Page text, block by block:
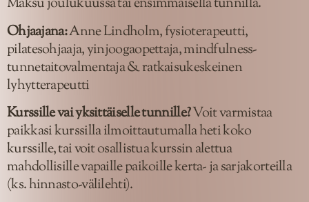
Maksu joulukuussa tai ensimmäisellä tunnilla.
Ohjaajana:Anne Lindholm, fysioterapeutti,
pilatesohjaaja, yinjoogaopettaja, mindfulness-
tunnetaitovalmentaja & ratkaisukeskeinen
lyhytterapeutti
Kurssille vai yksittäiselle tunnille?Voit varmistaa
paikkasi kurssilla ilmoittautumalla heti koko
kurssille, tai voit osallistua kurssin alettua
mahdollisille vapaille paikoille kerta- ja sarjakorteilla
(ks. hinnasto-välilehti).